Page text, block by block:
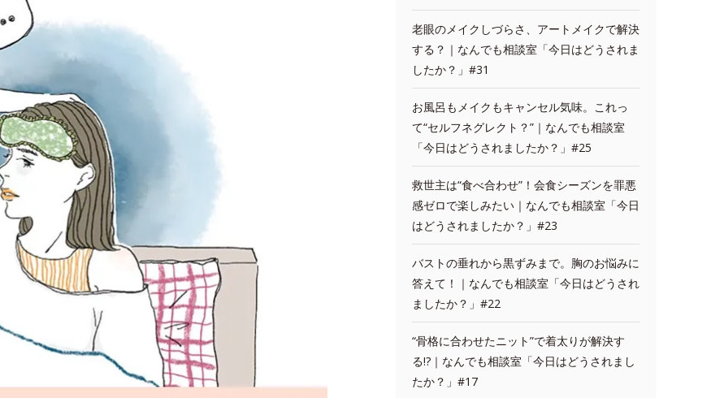
老眼のメイクしづらさ、アートメイクで解決
する？｜なんでも相談室「今日はどうされま
したか？」#31
お風呂もメイクもキャンセル気味。これっ
て“セルフネグレクト？”｜なんでも相談室
「今日はどうされましたか？」#25
救世主は“食べ合わせ”！会食シーズンを罪悪
感ゼロで楽しみたい｜なんでも相談室「今日
はどうされましたか？」#23
バストの垂れから黒ずみまで。胸のお悩みに
答えて！｜なんでも相談室「今日はどうされ
ましたか？」#22
“骨格に合わせたニット”で着太りが解決す
る!?｜なんでも相談室「今日はどうされまし
たか？」#17